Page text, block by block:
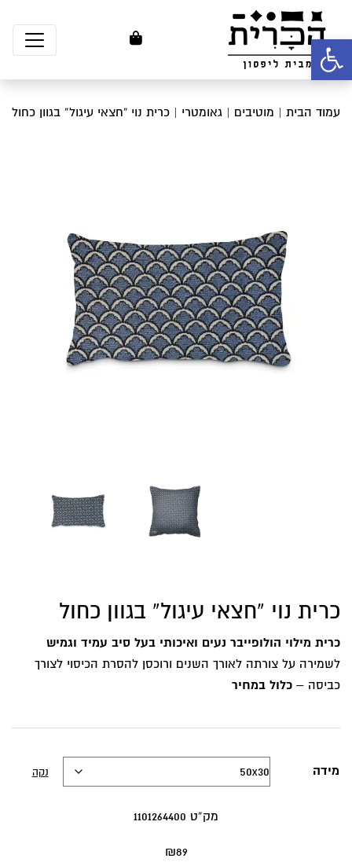
פתח סרגל נגישות
עמוד הבית | מוטיבים | גאומטרי | כרית נוי “חצאי עיגול” בגוון כחול
כרית נוי “חצאי עיגול” בגוון כחול
כרית מילוי הולופייבר נעים ואיכותי בעל סיב עמיד וגמיש
לשמירה על צורתה לאורך השנים ורוכסן להסרת הכיסוי לצורך
כביסה – כלול במחיר
מידה נקה
מק”ט 1101264400
₪89